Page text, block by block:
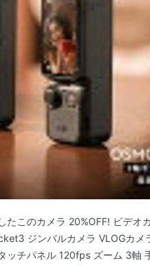
たこのカメラ 20%OFF! ビデオ
ジンバルカメラ VLOGカメ
ッチパネル 120fps ズーム 3軸